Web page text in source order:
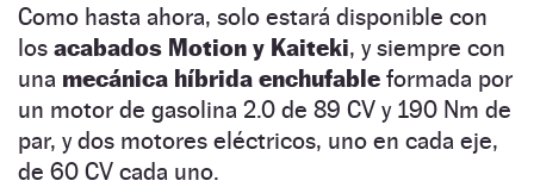
Como hasta ahora, solo estará disponible con
los acabados Motion y Kaiteki, y siempre con
una mecánica híbrida enchufable formada por
un motor de gasolina 2.0 de 89 CV y 190 Nm de
par, y dos motores eléctricos, uno en cada eje,
de 60 CV cada uno.